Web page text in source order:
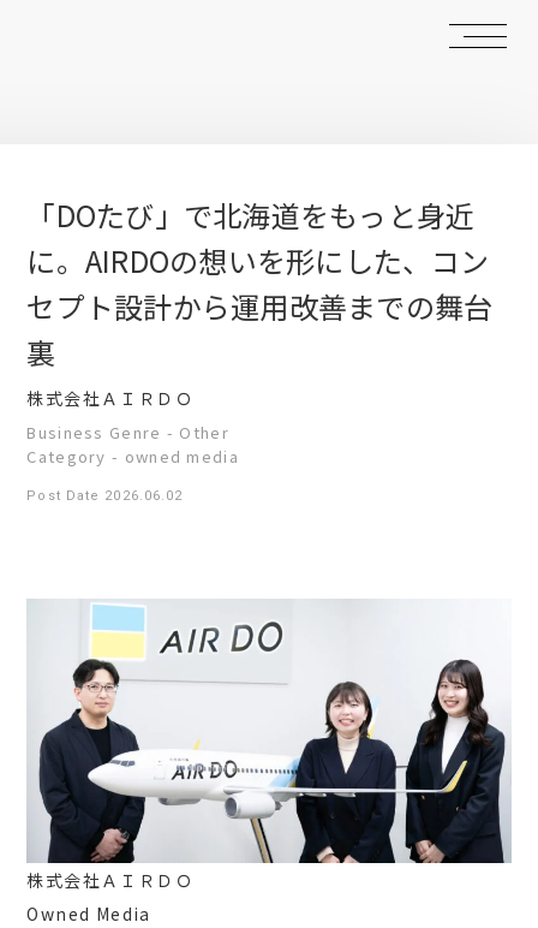
「DOたび」で北海道をもっと身近
に。AIRDOの想いを形にした、コン
セプト設計から運用改善までの舞台
裏
株式会社ＡＩＲＤＯ
Business Genre - Other
Category - owned media
Post Date 2026.06.02
株式会社ＡＩＲＤＯ
Owned Media